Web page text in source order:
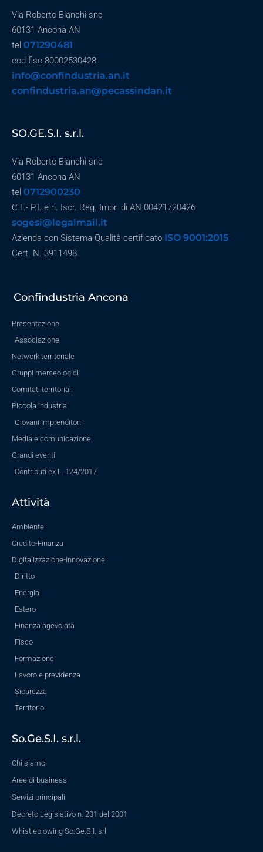
Via Roberto Bianchi snc
60131 Ancona AN
tel 071290481
cod fisc 80002530428
info@confindustria.an.it
confindustria.an@pecassindan.it
SO.GE.S.I. s.r.l.
Via Roberto Bianchi snc
60131 Ancona AN
tel 0712900230
C.F.- P.I. e n. Iscr. Reg. Impr. di AN 00421720426
sogesi@legalmail.it
Azienda con Sistema Qualità certificato ISO 9001:2015
Cert. N. 3911498
Confindustria Ancona
Presentazione
Associazione
Network territoriale
Gruppi merceologici
Comitati territoriali
Piccola industria
Giovani Imprenditori
Media e comunicazione
Grandi eventi
Contributi ex L. 124/2017
Attività
Ambiente
Credito-Finanza
Digitalizzazione-Innovazione
Diritto
Energia
Estero
Finanza agevolata
Fisco
Formazione
Lavoro e previdenza
Sicurezza
Territorio
So.Ge.S.I. s.r.l.
Chi siamo
Aree di business
Servizi principali
Decreto Legislativo n. 231 del 2001
Whistleblowing So.Ge.S.I. srl